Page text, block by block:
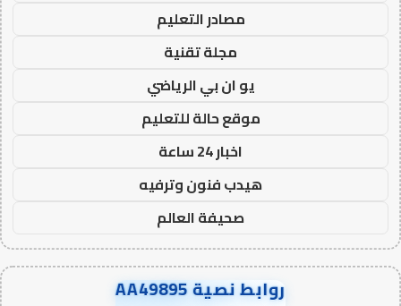
مصادر التعليم
مجلة تقنية
يو ان بي الرياضي
موقع حالة للتعليم
اخبار 24 ساعة
هيدب فنون وترفيه
صحيفة العالم
روابط نصية AA49895